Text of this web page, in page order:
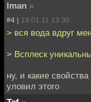
Iman »
#4 | 19.01.11 13:30
> вся вода вдруг
> Всплеск
ну, и какие
уловил этого